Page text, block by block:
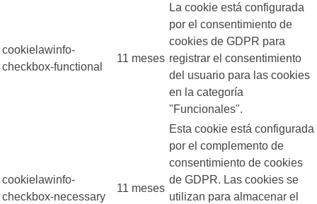
cookielawinfo-
checkbox-functional
11 meses
La cookie está configurada
por el consentimiento de
cookies de GDPR para
registrar el consentimiento
del usuario para las cookies
en la categoría
"Funcionales".
cookielawinfo-
checkbox-necessary
11 meses
Esta cookie está configurada
por el complemento de
consentimiento de cookies
de GDPR. Las cookies se
utilizan para almacenar el